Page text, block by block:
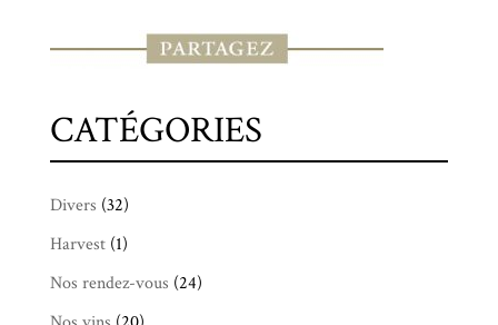
CATÉGORIES
Divers (32)
Harvest(1)
Nos rendez-vous (24)